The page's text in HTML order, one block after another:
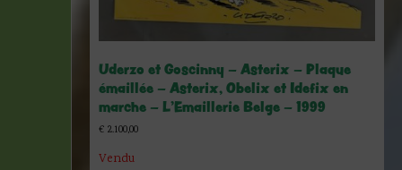
Uderzo et Goscinny – Asterix – Plaque
émaillée – Asterix, Obelix et Idefix en
marche – L’Emaillerie Belge – 1999
€ 2.100,00
Vendu